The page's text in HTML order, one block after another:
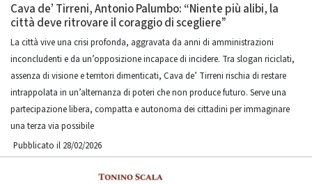
Cava de’ Tirreni, Antonio Palumbo: “Niente più alibi, la
città deve ritrovare il coraggio di scegliere”
La città vive una crisi profonda, aggravata da anni di amministrazioni
inconcludenti e da un’opposizione incapace di incidere. Tra slogan riciclati,
assenza di visione e territori dimenticati, Cava de’ Tirreni rischia di restare
intrappolata in un’alternanza di poteri che non produce futuro. Serve una
partecipazione libera, compatta e autonoma dei cittadini per immaginare
una terza via possibile
Pubblicato il 28/02/2026